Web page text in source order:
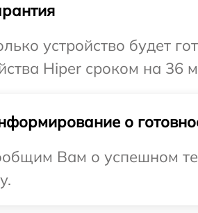
устройство будет
Hiper сроком на 36
о
Вам о успешном